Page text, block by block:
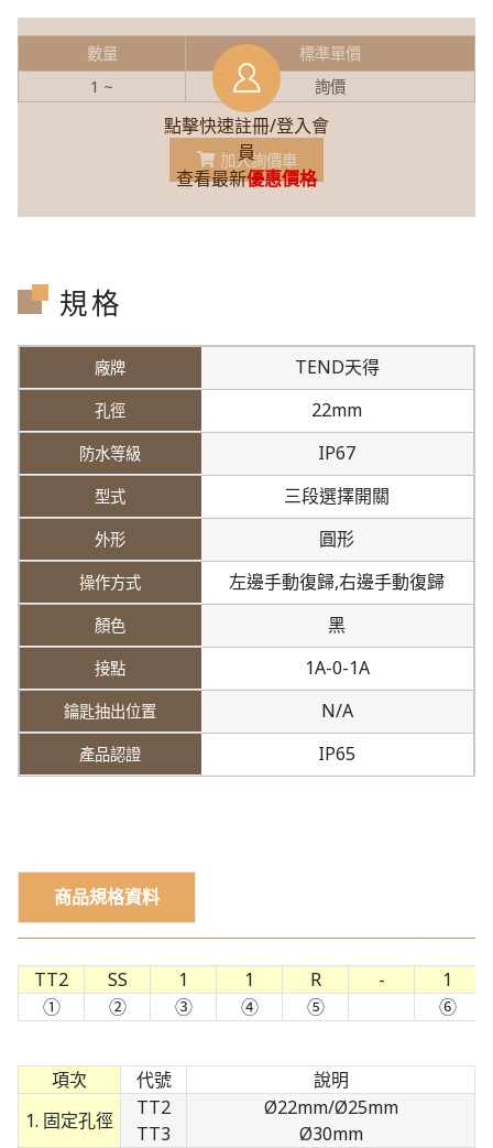
點擊快速註冊/登入會
員
查看最新優惠價格
數量
標準單價
1 ~
詢價
加入詢價車
規格
TEND天得
22mm
IP67
三段選擇開關
圓形
左邊手動復歸,右邊手動復歸
黑
1A-0-1A
N/A
IP65
商品規格資料
TT2 SS 1 1 R -
1
①
② ③ ④ ⑤ ⑥
項次 代號
說明
1. 固定孔徑
TT2
TT3
Ø22mm/Ø25mm
Ø30mm